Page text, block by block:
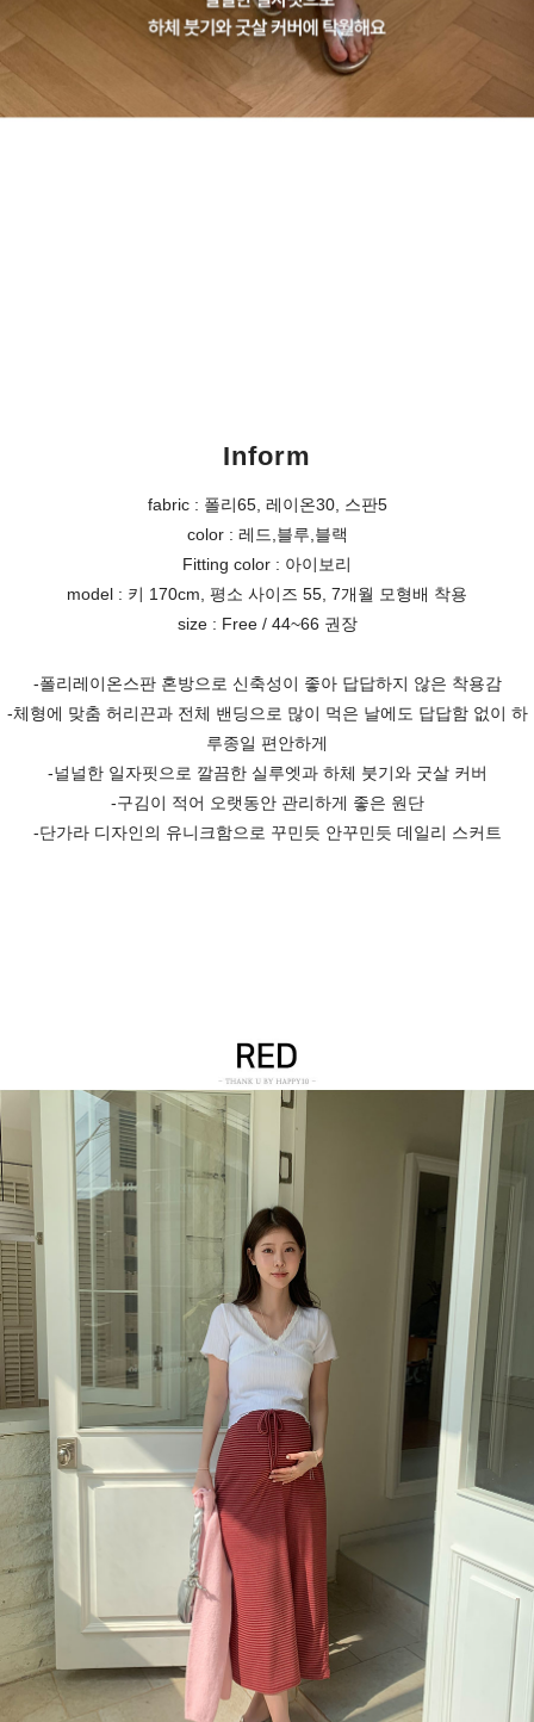
Inform
fabric : 폴리65, 레이온30, 스판5
color : 레드,블루,블랙
Fitting color : 아이보리
model : 키 170cm, 평소 사이즈 55, 7개월 모형배 착용
size : Free / 44~66 권장
-폴리레이온스판 혼방으로 신축성이 좋아 답답하지 않은 착용감
-체형에 맞춤 허리끈과 전체 밴딩으로 많이 먹은 날에도 답답함 없이 하
루종일 편안하게
-널널한 일자핏으로 깔끔한 실루엣과 하체 붓기와 굿살 커버
-구김이 적어 오랫동안 관리하게 좋은 원단
-단가라 디자인의 유니크함으로 꾸민듯 안꾸민듯 데일리 스커트